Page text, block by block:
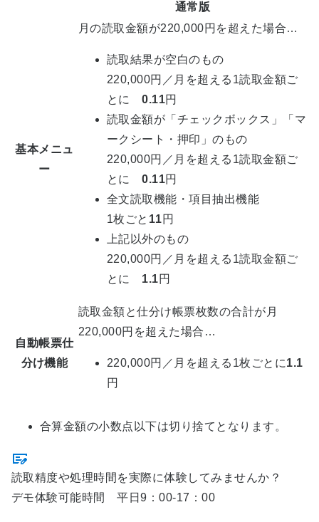
通常版
基本メニュ
ー
月の読取金額が220,000円を超えた場合…
読取結果が空白のもの
220,000円／月を超える1読取金額ご
とに0.11円
読取金額が「チェックボックス」「マ
ークシート・押印」のもの
220,000円／月を超える1読取金額ご
とに0.11円
全文読取機能・項目抽出機能
1枚ごと 11円
上記以外のもの
220,000円／月を超える1読取金額ご
とに 1.1円
自動帳票仕
分け機能
読取金額と仕分け帳票枚数の合計が月
220,000円を超えた場合…
220,000円／月を超える1枚ごとに1.1
円
合算金額の小数点以下は切り捨てとなります。
読取精度や処理時間を実際に体験してみませんか？
デモ体験可能時間 平日9：00-17：00